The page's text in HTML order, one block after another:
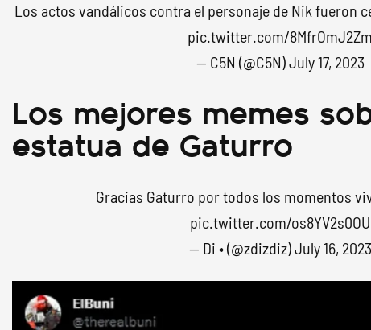
Los actos vandálicos contra el personaje de Nik fueron
pic.twitter.com/8MfrOmJ2Zm
— C5N (@C5N)July 17, 2023
Los mejores memes
estatua de Gaturro
Gracias Gaturro por todos los momentos
pic.twitter.com/os8YV2s0OU
— Di • (@zdizdiz)July 16, 2023